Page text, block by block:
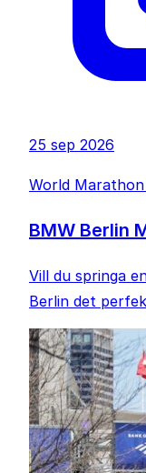
25 sep 2026
World
BMW Berlin
Vill du springa
Berlin det